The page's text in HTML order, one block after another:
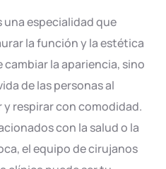
una especialidad que
la función y la estética
la apariencia, sino
de las personas al
respirar con comodidad.
con la salud o la
el equipo de cirujanos